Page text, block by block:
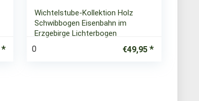
Wichtelstube-Kollektion Holz
Schwibbogen Eisenbahn im
Erzgebirge Lichterbogen
0 €49,95